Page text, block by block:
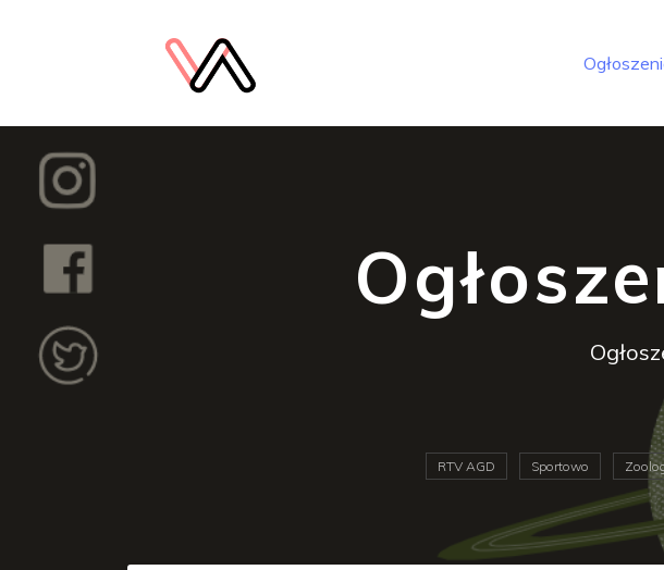
RTV AGD Sportowo